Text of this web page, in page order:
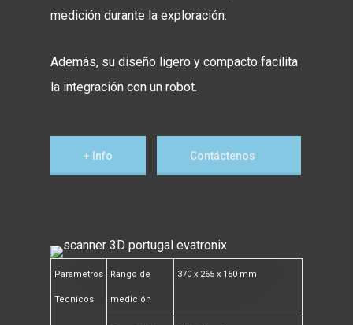
medición durante la exploración.
Además, su diseño ligero y compacto facilita
la integración con un robot.
+ Info Contáctenos
Parametros
Tecnicos
Rango de
medición
370 x 265 x 150 mm